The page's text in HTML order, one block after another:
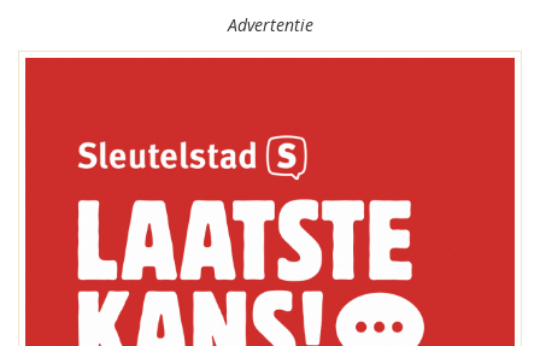
Advertentie